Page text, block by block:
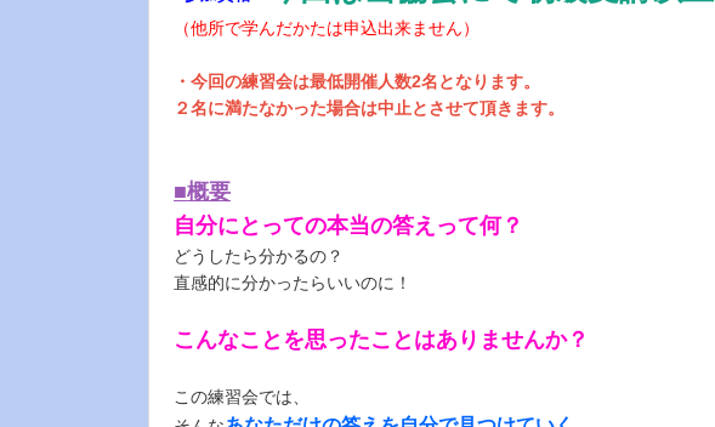
（他所で学んだかたは申込出来ません）
・今回の練習会は最低開催人数2名となります。
２名に満たなかった場合は中止とさせて頂きます​​​​​。
■概要
自分にとっての本当の答えって何？
どうしたら分かるの？
直感的に分かったらいいのに！
こんなことを思ったことはありませんか？
この練習会では、